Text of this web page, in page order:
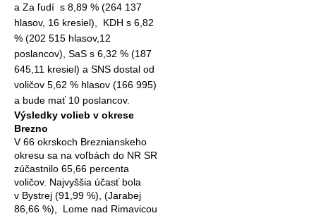
a Za ľudí s 8,89 % (264 137
hlasov, 16 kresiel),
KDH s 6,82
% (202 515 hlasov,12
poslancov), SaS s 6,32 % (187
645,11 kresiel) a SNS dostal od
voličov 5,62 % hlasov (166 995)
a bude mať 10 poslancov.
Výsledky volieb v okrese
Brezno
V 66 okrskoch Breznianskeho
okresu sa na voľbách do NR SR
zúčastnilo 65,66 percenta
voličov. Najvyššia účasť bola
v Bystrej (91,99 %), (Jarabej
86,66 %),
Lome nad Rimavicou